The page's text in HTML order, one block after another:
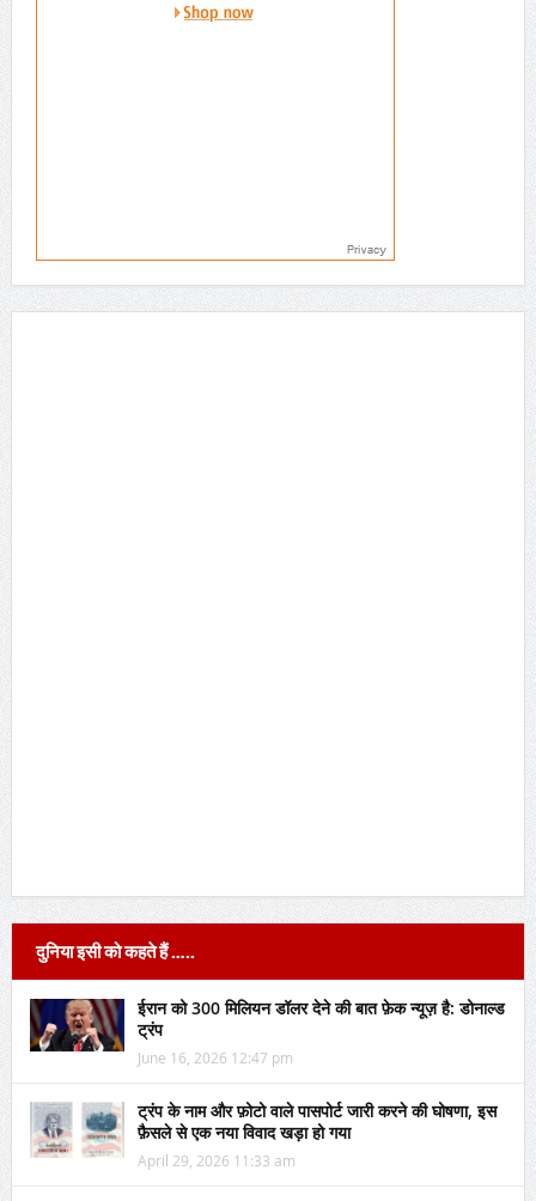
दुनिया इसी को कहते हैं …..
ईरान को 300 मिलियन डॉलर देने की बात फ़ेक न्यूज़ है: डोनाल्ड
ट्रंप
June 16, 2026 12:47 pm
ट्रंप के नाम और फ़ोटो वाले पासपोर्ट जारी करने की घोषणा, इस
फ़ैसले से एक नया विवाद खड़ा हो गया
April 29, 2026 11:33 am